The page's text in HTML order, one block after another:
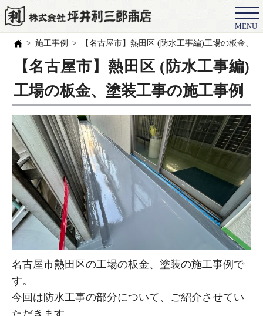
会社概要
選ばれる理由
施工事例
お客様の声
スタッフ
職人紹介
ブログ
よくある質問
豆知識
MENU
施工事例 【名古屋市】熱田区 (防水工事編)工場の板金、
【名古屋市】熱田区 (防水工事編)
工場の板金、塗装工事の施工事例
名古屋市熱田区の工場の板金、塗装の施工事例で
す。
今回は防水工事の部分について、ご紹介させてい
ただきます。